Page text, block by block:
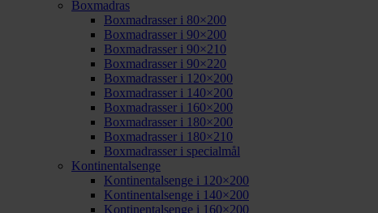
Boxmadras
Boxmadrasser i 80×200
Boxmadrasser i 90×200
Boxmadrasser i 90×210
Boxmadrasser i 90×220
Boxmadrasser i 120×200
Boxmadrasser i 140×200
Boxmadrasser i 160×200
Boxmadrasser i 180×200
Boxmadrasser i 180×210
Boxmadrasser i specialmål
Kontinentalsenge
Kontinentalsenge i 120×200
Kontinentalsenge i 140×200
Kontinentalsenge i 160×200